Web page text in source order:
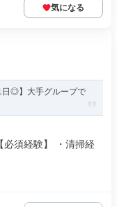
気になる
日◎】大手グループで
須経験】 ・清掃経